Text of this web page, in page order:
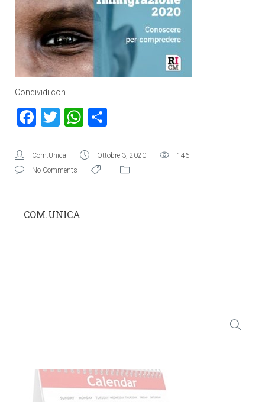
Condividi con
Facebook
TwitterWhatsApp
Com.Unica Ottobre 3, 2020
146
No Comments
COM.UNICA